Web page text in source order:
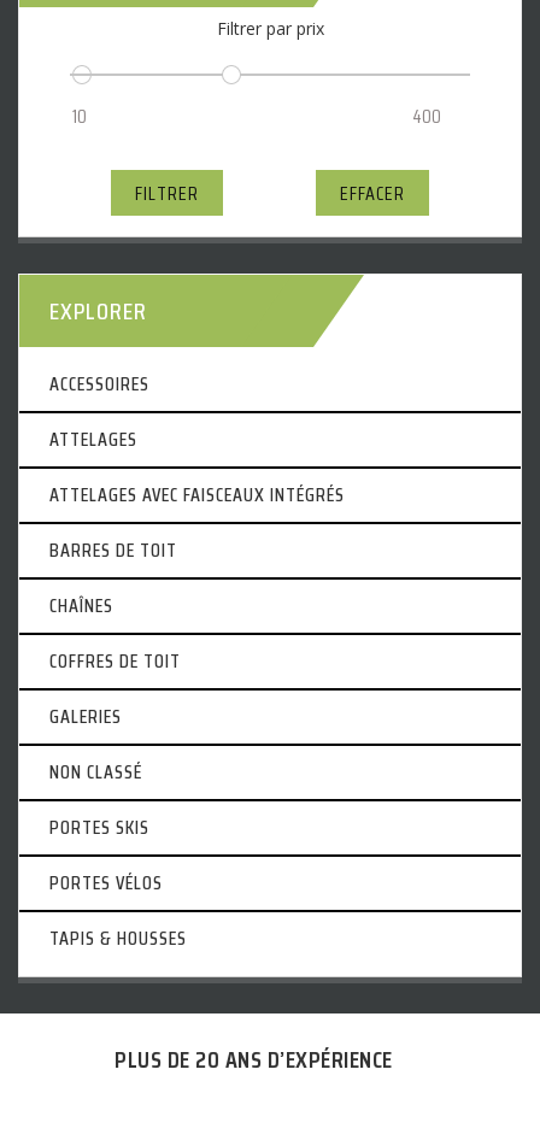
Filtrer par prix
FILTRER EFFACER
EXPLORER
ACCESSOIRES
ATTELAGES
ATTELAGES AVEC FAISCEAUX INTÉGRÉS
BARRES DE TOIT
CHAÎNES
COFFRES DE TOIT
GALERIES
NON CLASSÉ
PORTES SKIS
PORTES VÉLOS
TAPIS & HOUSSES
PLUS DE 20 ANS D’EXPÉRIENCE